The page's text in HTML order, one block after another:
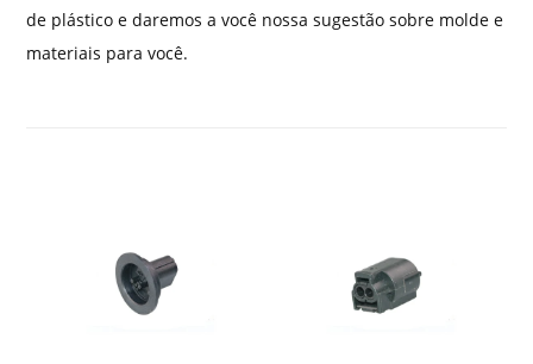
de plástico e daremos a você nossa sugestão sobre molde e
materiais para você.